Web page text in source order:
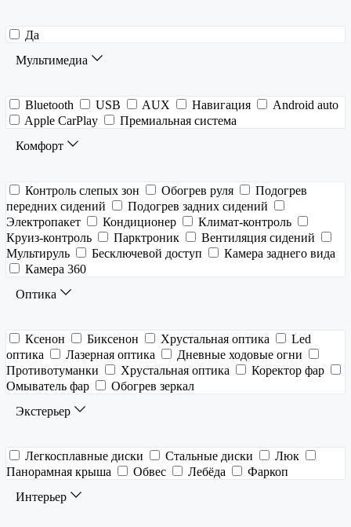
Да
Мультимедиа
Bluetooth USB AUX Навигация
Android auto
Apple CarPlay
Премиальная система
Комфорт
Контроль слепых зон Обогрев руля
Подогрев
передних сидений
Подогрев задних сидений
Электропакет
Кондиционер
Климат-контроль
Круиз-контроль
Парктроник
Вентиляция сидений
Мультируль
Бесключевой доступ
Камера заднего вида
Камера 360
Оптика
Ксенон Биксенон Хрустальная оптика
Led
оптика
Лазерная оптика
Дневные ходовые огни
Противотуманки
Хрустальная оптика
Коректор фар
Омыватель фар
Обогрев зеркал
Экстерьер
Легкосплавные диски Стальные диски
Люк
Панорамная крыша
Обвес Лебёда
Фаркоп
Интерьер